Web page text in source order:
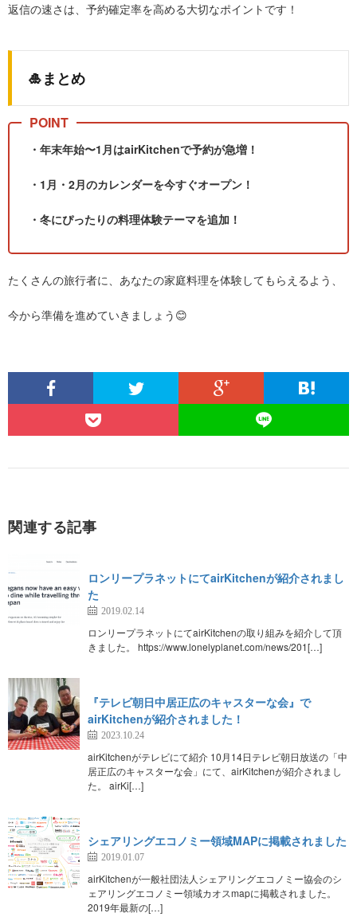
返信の速さは、予約確定率を高める大切なポイントです！
🎍まとめ
・年末年始〜1月はairKitchenで予約が急増！
・1月・2月のカレンダーを今すぐオープン！
・冬にぴったりの料理体験テーマを追加！
たくさんの旅行者に、あなたの家庭料理を体験してもらえるよう、
今から準備を進めていきましょう😊
関連する記事
ロンリープラネットにてairKitchenが紹介されまし
た
2019.02.14
ロンリープラネットにてairKitchenの取り組みを紹介して頂
きました。 https://www.lonelyplanet.com/news/201[…]
『テレビ朝日中居正広のキャスターな会』で
airKitchenが紹介されました！
2023.10.24
airKitchenがテレビにて紹介 10月14日テレビ朝日放送の「中
居正広のキャスターな会」にて、airKitchenが紹介されまし
た。 airKi[…]
シェアリングエコノミー領域MAPに掲載されました
2019.01.07
airKitchenが一般社団法人シェアリングエコノミー協会のシ
ェアリングエコノミー領域カオスmapに掲載されました。
2019年最新の[…]